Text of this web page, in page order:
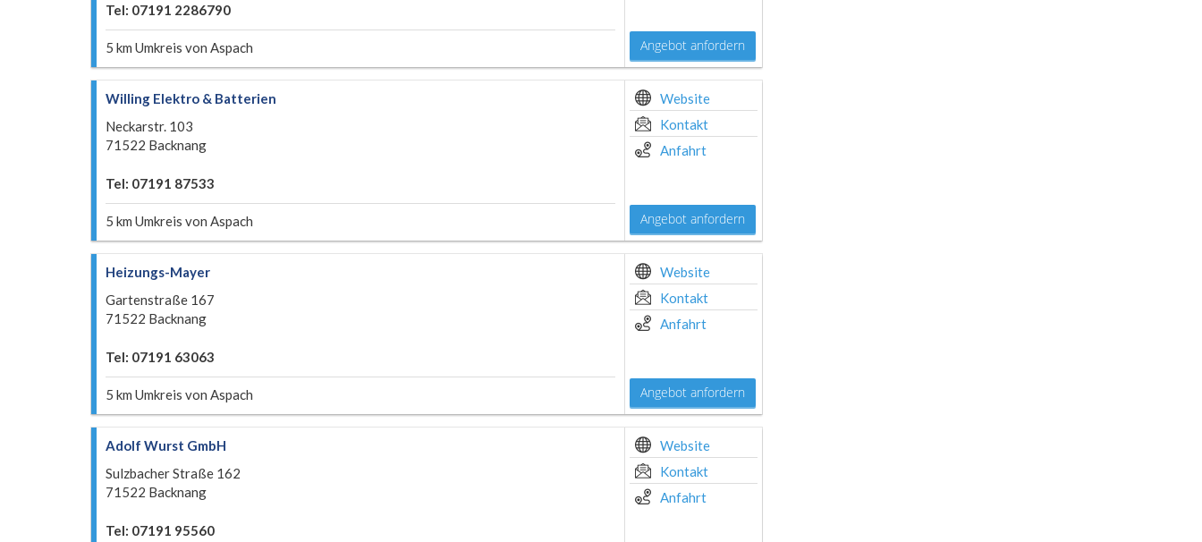
Tel: 07191 2286790
5 km Umkreis von Aspach Angebot anfordern
Willing Elektro & Batterien
Neckarstr. 103
71522 Backnang
Tel: 07191 87533
5 km Umkreis von Aspach
Website
Kontakt
Anfahrt
Angebot anfordern
Heizungs-Mayer
Gartenstraße 167
71522 Backnang
Tel: 07191 63063
5 km Umkreis von Aspach
Website
Kontakt
Anfahrt
Angebot anfordern
Adolf Wurst GmbH
Sulzbacher Straße 162
71522 Backnang
Tel: 07191 95560
Website
Kontakt
Anfahrt